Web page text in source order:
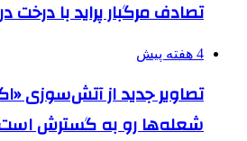
تصادف مرگبار پراید با درخت
4 هفته پیش
تصاویر جدید از آتش‌سوزی
شعله‌ها رو به گسترش